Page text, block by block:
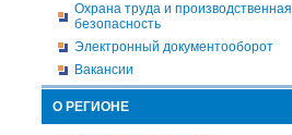
Охрана труда и производственная
безопасность
Электронный документооборот
Вакансии
О РЕГИОНЕ